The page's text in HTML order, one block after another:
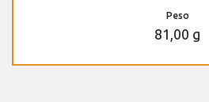
Peso
81,00 g